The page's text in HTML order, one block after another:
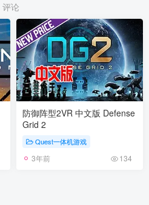
评论
防御阵型2VR 中文版 Defense
Grid 2
Quest一体机游戏
3年前 134